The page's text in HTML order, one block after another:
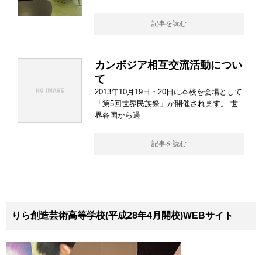
記事を読む
カンボジア相互交流活動につい
て
2013年10月19日・20日に本校を会場として
「第5回世界民族祭」が開催されます。 世
界各国から過
記事を読む
りら創造芸術高等学校(平成28年4月開校)WEBサイト